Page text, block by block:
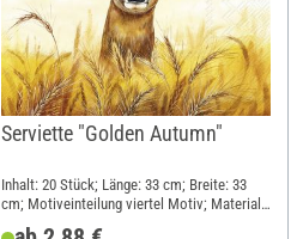
Serviette "Golden Autumn"
Inhalt: 20 Stück; Länge: 33 cm; Breite: 33
cm; Motiveinteilung viertel Motiv; Material:
Papier